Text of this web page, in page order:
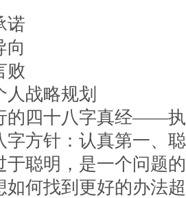
诺
向
败
战略规划
的四十八字真经——
字方针：认真第一、
于聪明，是一个问题
如何找到更好的办法